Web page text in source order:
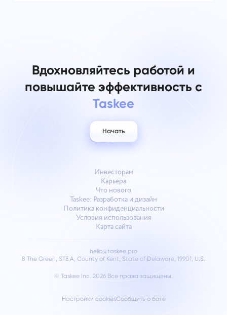
Вдохновляйтесь работой и
повышайте эффективность с
Taskee
Начать
Инвесторам
Карьера
Что нового
Taskee: Разработка и дизайн
Политика конфиденциальности
Условия использования
Карта сайта
© Taskee Inc. 2026 Все права защищены.
hello@taskee.pro
8 The Green, STE A, County of Kent, State of Delaware, 19901, U.S.
Сообщить о баге
Настройки cookies